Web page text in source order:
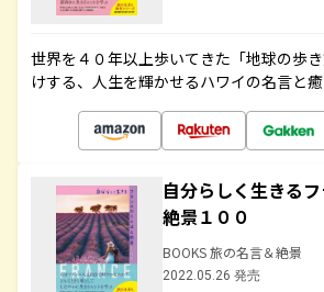
世界を４０年以上歩いてきた「地球の歩
けする、人生を輝かせるハワイの名言と
自分らしく生きる
絶景１００
BOOKS 旅の名言＆絶景
2022.05.26 発売